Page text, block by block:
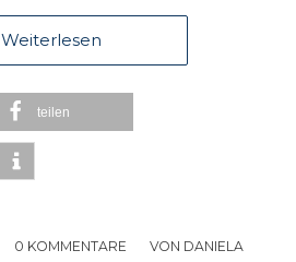
Weiterlesen
teilen
0 KOMMENTARE
/ VON DANIELA